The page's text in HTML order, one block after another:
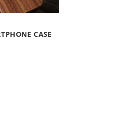
CASE